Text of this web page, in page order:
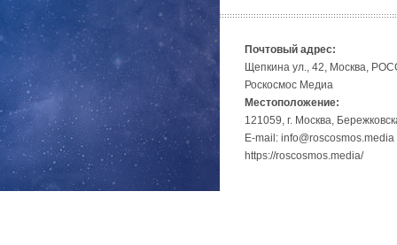
Почтовый адрес:
Щепкина ул., 42, Москва,
Роскосмос Медиа
Местоположение:
121059, г. Москва,
E-mail: info@roscosmos.media
https://roscosmos.media/